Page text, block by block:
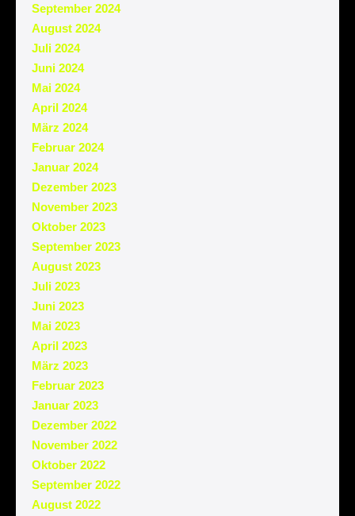
September 2024
August 2024
Juli 2024
Juni 2024
Mai 2024
April 2024
März 2024
Februar 2024
Januar 2024
Dezember 2023
November 2023
Oktober 2023
September 2023
August 2023
Juli 2023
Juni 2023
Mai 2023
April 2023
März 2023
Februar 2023
Januar 2023
Dezember 2022
November 2022
Oktober 2022
September 2022
August 2022